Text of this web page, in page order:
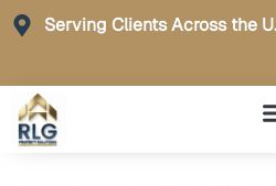
Skip
Serving Clients Across the